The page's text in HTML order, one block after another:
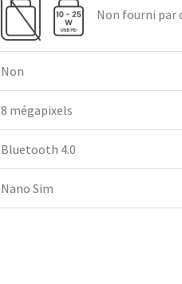
Non fourni par
Non
8 mégapixels
Bluetooth 4.0
Nano Sim